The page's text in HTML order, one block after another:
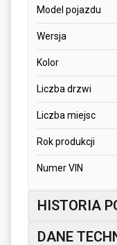
Model pojazdu
Wersja
Kolor
Liczba drzwi
Liczba miejsc
Rok produkcji
Numer VIN
HISTORIA
DANE